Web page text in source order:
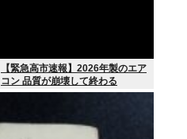
【緊急高市速報】2026年製のエア
コン 品質が崩壊して終わる